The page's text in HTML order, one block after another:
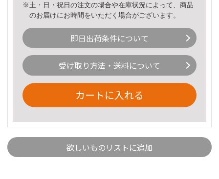
※土・日・祝日の注文の場合や在庫状況によって、商品
のお届けにお時間をいただく場合がございます。
即日出荷条件について
受け取り方法・送料について
カートに入れる
欲しいものリストに追加